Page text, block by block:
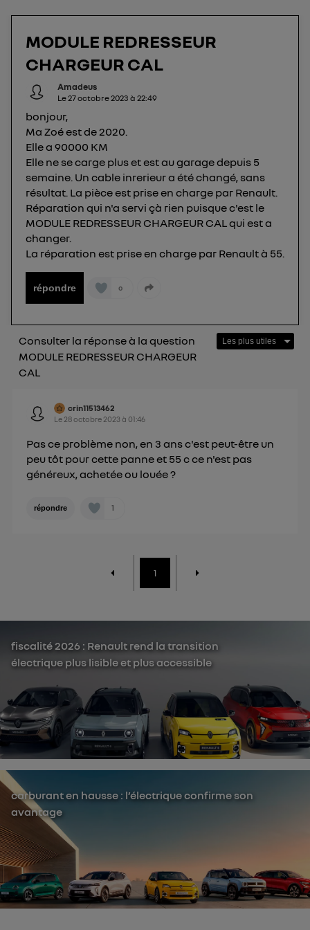
MODULE REDRESSEUR
CHARGEUR CAL
Amadeus
Le27 octobre 2023 à 22:49
bonjour,
Ma Zoé est de 2020.
Elle a 90000 KM
Elle ne se carge plus et est au garage depuis 5
semaine. Un cable inrerieur a été changé, sans
résultat. La pièce est prise en charge par Renault.
Réparation qui n'a servi çà rien puisque c'est le
MODULE REDRESSEUR CHARGEUR CAL qui est a
changer.
La réparation est prise en charge par Renault à 55.
répondre 0
Consulter la réponse à la question
MODULE REDRESSEUR CHARGEUR
CAL
crin11513462
Le 28 octobre 2023 à 01:46
Pas ce problème non, en 3 ans c'est peut-être un
peu tôt pour cette panne et 55 c ce n'est pas
généreux, achetée ou louée ?
répondre 1
1
fiscalité 2026 : Renault rend la transition
électrique plus lisible et plus accessible
carburant en hausse : l’électrique confirme son
avantage
télécom basé sur votre adresse IP et une référence
de votre contrat internet (ex : votre numéro de
L'identifiant est associé à votre connexion
internet. Ainsi, toutes les personnes utilisant la
même connexion et ayant consenties se verront
attribuer le même identifiant. En général :
Pour uneconnexion foyer
sur la navigation des membres du foyer ayant consentis.
connexion mobile
, la personnalisation sera basée
uniquement sur la navigation de l'utilisateur du mobile.
Vous pouvez à tout moment retirer ce
consentement sur le portail d’Utiq("
") ou via la page « gérer Utiq » en bas de ce site.
Pour plus d'informations, veuillez consulter
Politique d'information sur les données